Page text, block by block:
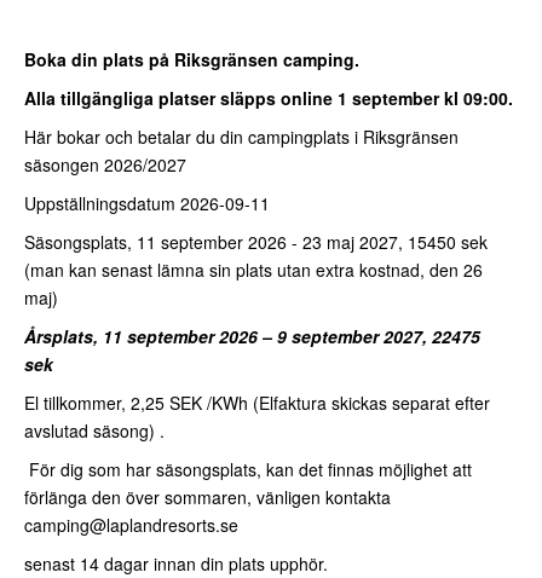
Boka din plats på Riksgränsen camping.
Alla tillgängliga platser släpps online 1 september kl 09:00.
Här bokar och betalar du din campingplats i Riksgränsen
säsongen 2026/2027
Uppställningsdatum 2026-09-11
Säsongsplats, 11 september 2026 - 23 maj 2027, 15450 sek
(man kan senast lämna sin plats utan extra kostnad, den 26
maj)
Årsplats, 11 september 2026 – 9 september 2027, 22475
sek
El tillkommer, 2,25 SEK /KWh (Elfaktura skickas separat efter
avslutad säsong) .
För dig som har säsongsplats, kan det finnas möjlighet att
förlänga den över sommaren, vänligen kontakta
camping@laplandresorts.se
senast 14 dagar innan din plats upphör.